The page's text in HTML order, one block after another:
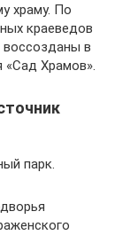
храму. По
краеведов
воссозданы в
«Сад Храмов».
парк.